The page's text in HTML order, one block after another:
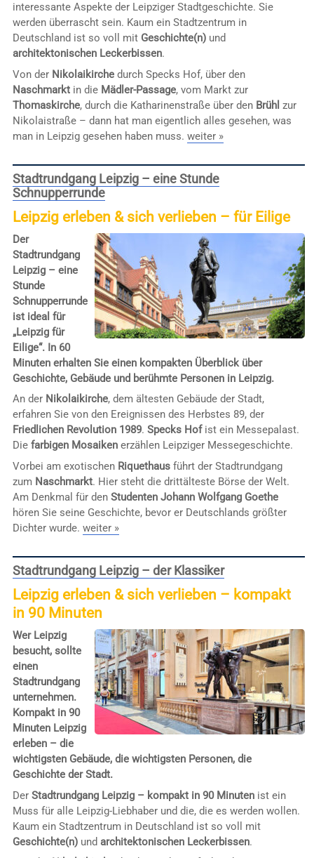
interessante Aspekte der Leipziger Stadtgeschichte. Sie
werden überrascht sein. Kaum ein Stadtzentrum in
Deutschland ist so voll mit Geschichte(n)und
architektonischen Leckerbissen.
Von der Nikolaikirchedurch Specks Hof, über den
Naschmarktin die Mädler-Passage, vom Markt zur
Thomaskirche, durch die Katharinenstraße über den Brühl zur
Nikolaistraße – dann hat man eigentlich alles gesehen, was
man in Leipzig gesehen haben muss. weiter »
Stadtrundgang Leipzig – eine Stunde
Schnupperrunde
Leipzig erleben & sich verlieben – für Eilige
Der
Stadtrundgang
Leipzig – eine
Stunde
Schnupperrunde
ist ideal für
„Leipzig für
Eilige“. In 60
Minuten erhalten Sie einen kompakten Überblick über
Geschichte, Gebäude und berühmte Personen in Leipzig.
An der Nikolaikirche, dem ältesten Gebäude der Stadt,
erfahren Sie von den Ereignissen des Herbstes 89, der
Friedlichen Revolution 1989. Specks Hofist ein Messepalast.
Die farbigen Mosaikenerzählen Leipziger Messegeschichte.
Vorbei am exotischen Riquethausführt der Stadtrundgang
zum Naschmarkt. Hier steht die drittälteste Börse der Welt.
Am Denkmal für den Studenten Johann Wolfgang Goethe
hören Sie seine Geschichte, bevor er Deutschlands größter
Dichter wurde. weiter »
Stadtrundgang Leipzig – der Klassiker
Leipzig erleben & sich verlieben – kompakt
in 90 Minuten
Wer Leipzig
besucht, sollte
einen
Stadtrundgang
unternehmen.
Kompakt in 90
Minuten Leipzig
erleben – die
wichtigsten Gebäude, die wichtigsten Personen, die
Geschichte der Stadt.
Der Stadtrundgang Leipzig – kompakt in 90 Minutenist ein
Muss für alle Leipzig-Liebhaber und die, die es werden wollen.
Kaum ein Stadtzentrum in Deutschland ist so voll mit
Geschichte(n)und architektonischen Leckerbissen.